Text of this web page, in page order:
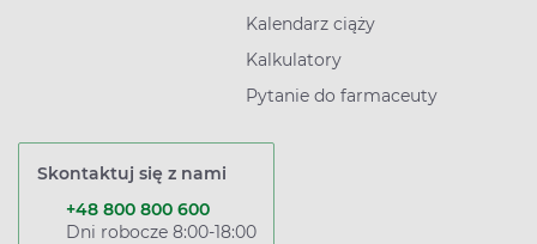
Kalendarz ciąży
Kalkulatory
Pytanie do farmaceuty
Skontaktuj się z nami
+48 800 800 600
Dni robocze 8:00-18:00